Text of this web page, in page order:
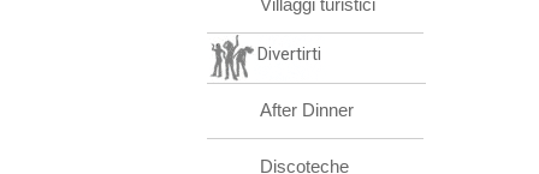
Villaggi turistici
Divertirti
After Dinner
Discoteche